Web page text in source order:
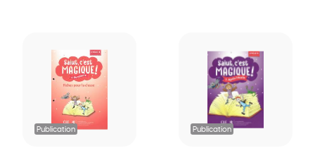
Publication Publication